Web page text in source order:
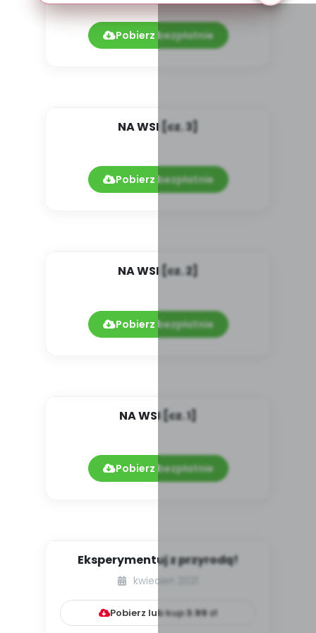
Pobierz bezpłatnie
NA WSI [cz. 3]
Pobierz bezpłatnie
NA WSI [cz. 2]
Pobierz bezpłatnie
NA WSI [cz. 1]
Pobierz bezpłatnie
Eksperymentuj z przyrodą!
kwiecień 2021
Pobierz lub kup3.99zł